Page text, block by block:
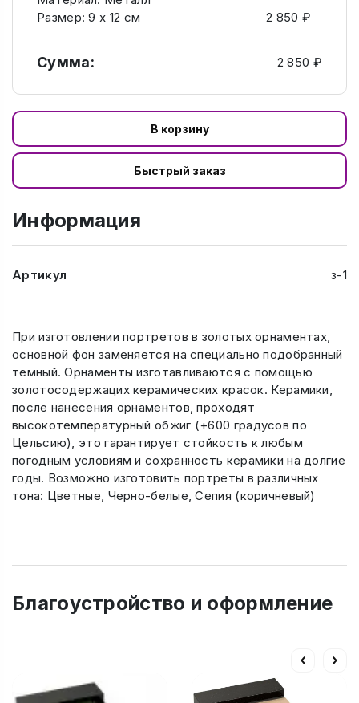
Размер: 9 х 12 см
2 850 ₽
Сумма: 2 850 ₽
В корзину
Быстрый заказ
Информация
Артикул з-1
При изготовлении портретов в золотых орнаментах,
основной фон заменяется на специально подобранный
темный. Орнаменты изготавливаются с помощью
золотосодержацих керамических красок. Керамики,
после нанесения орнаментов, проходят
высокотемпературный обжиг (+600 градусов по
Цельсию), это гарантирует стойкость к любым
погодным условиям и сохранность керамики на долгие
годы. Возможно изготовить портреты в различных
тона: Цветные, Черно-белые, Сепия (коричневый)
Благоустройство и оформление